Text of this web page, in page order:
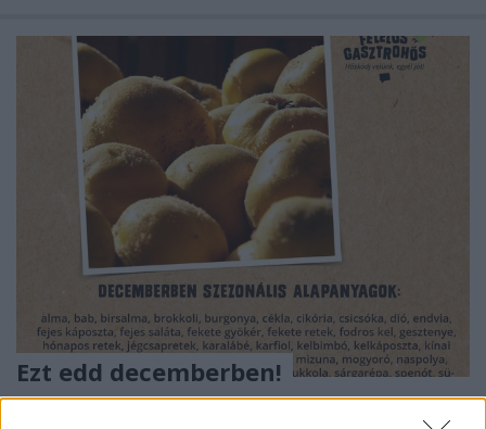
Ezt edd decemberben!
Felelős Gasztrohős•2017. december 04. 0